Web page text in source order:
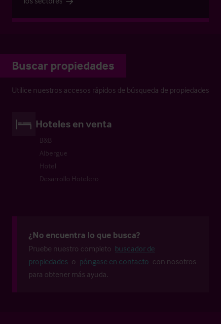
Buscar propiedades
Utilice nuestros accesos rápidos de búsqueda de propiedades
Hoteles en venta
B&B
Albergue
Hotel
Desarrollo Hotelero
¿No encuentra lo que busca?
Pruebe nuestro completo buscador de
propiedades o póngase en contacto con nosotros
para obtener más ayuda.